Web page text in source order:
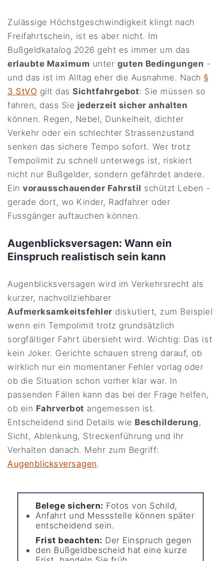
Zulässige Höchstgeschwindigkeit klingt nach
Freifahrtschein, ist es aber nicht. Im
Bußgeldkatalog 2026 geht es immer um das
erlaubte Maximum unter guten Bedingungen -
und das ist im Alltag eher die Ausnahme. Nach §
3 StVO gilt dasSichtfahrgebot: Sie müssen so
fahren, dass Sie jederzeit sicher anhalten
können. Regen, Nebel, Dunkelheit, dichter
Verkehr oder ein schlechter Strassenzustand
senken das sichere Tempo sofort. Wer trotz
Tempolimit zu schnell unterwegs ist, riskiert
nicht nur Bußgelder, sondern gefährdet andere.
Einvorausschauender Fahrstil schützt Leben -
gerade dort, wo Kinder, Radfahrer oder
Fussgänger auftauchen können.
Augenblicksversagen: Wann ein
Einspruch realistisch sein kann
Augenblicksversagen wird im Verkehrsrecht als
kurzer, nachvollziehbarer
Aufmerksamkeitsfehler diskutiert, zum Beispiel
wenn ein Tempolimit trotz grundsätzlich
sorgfältiger Fahrt übersieht wird. Wichtig: Das ist
kein Joker. Gerichte schauen streng darauf, ob
wirklich nur ein momentaner Fehler vorlag oder
ob die Situation schon vorher klar war. In
passenden Fällen kann das bei der Frage helfen,
ob ein Fahrverbot angemessen ist.
Entscheidend sind Details wie Beschilderung,
Sicht, Ablenkung, Streckenführung und Ihr
Verhalten danach. Mehr zum Begriff:
Augenblicksversagen.
Belege sichern: Fotos von Schild,
Anfahrt und Messstelle können später
entscheidend sein.
Frist beachten: Der Einspruch gegen
den Bußgeldbescheid hat eine kurze